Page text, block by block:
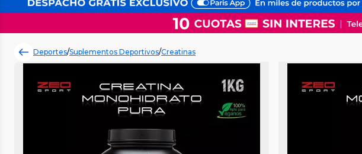
Deportes/Suplementos Deportivos/Creatinas